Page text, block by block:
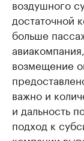
воздушного
достаточной
больше
возмещение
важно и
и дальность
подход к